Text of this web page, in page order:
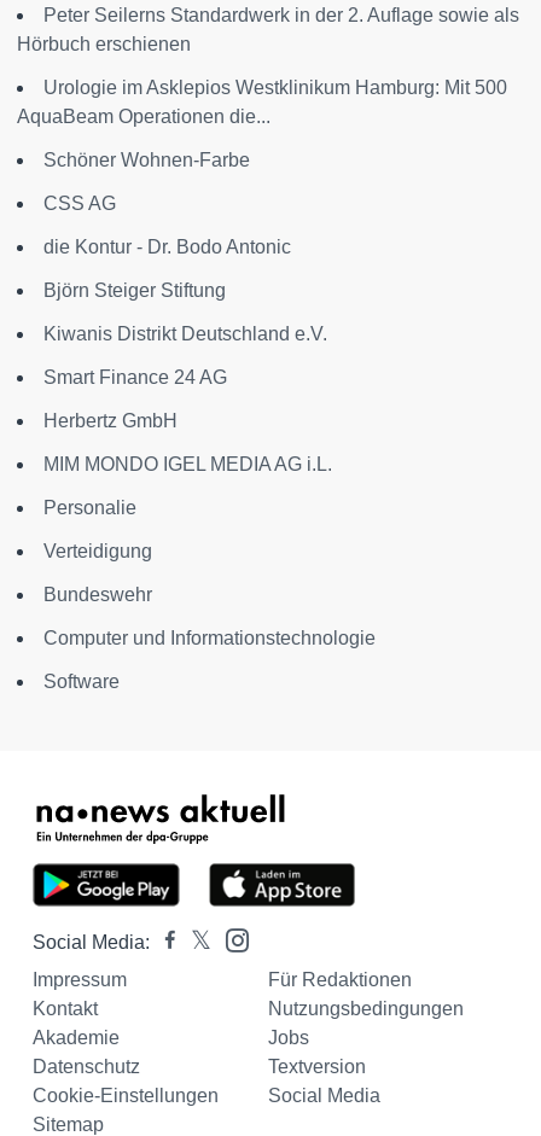
Peter Seilerns Standardwerk in der 2. Auflage sowie als
Hörbuch erschienen
Urologie im Asklepios Westklinikum Hamburg: Mit 500
AquaBeam Operationen die...
Schöner Wohnen-Farbe
CSS AG
die Kontur - Dr. Bodo Antonic
Björn Steiger Stiftung
Kiwanis Distrikt Deutschland e.V.
Smart Finance 24 AG
Herbertz GmbH
MIM MONDO IGEL MEDIA AG i.L.
Personalie
Verteidigung
Bundeswehr
Computer und Informationstechnologie
Software
Social Media:
Impressum
Für Redaktionen
Kontakt
Nutzungsbedingungen
Akademie
Jobs
Datenschutz
Textversion
Cookie-Einstellungen
Social Media
Sitemap